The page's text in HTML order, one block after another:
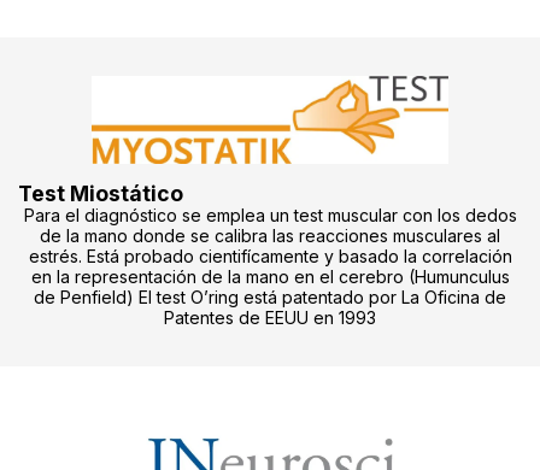
Test Miostático
Para el diagnóstico se emplea un test muscular con los dedos
de la mano donde se calibra las reacciones musculares al
estrés. Está probado cientifícamente y basado la correlación
en la representación de la mano en el cerebro (Humunculus
de Penfield) El test O’ring está patentado por La Oficina de
Patentes de EEUU en 1993